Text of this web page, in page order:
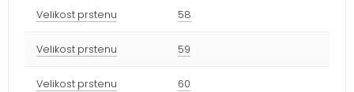
Velikost prstenu 58
Velikost prstenu 59
Velikost prstenu 60